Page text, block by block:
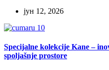
јун 12, 2026
Specijalne kolekcije Kane –
spoljašnje prostore